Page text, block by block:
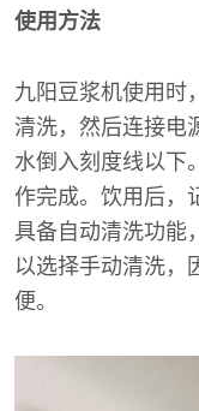
使用方法
九阳豆浆机使用时
清洗，然后连接电
水倒入刻度线以下
作完成。饮用后，
具备自动清洗功能
以选择手动清洗，
便。